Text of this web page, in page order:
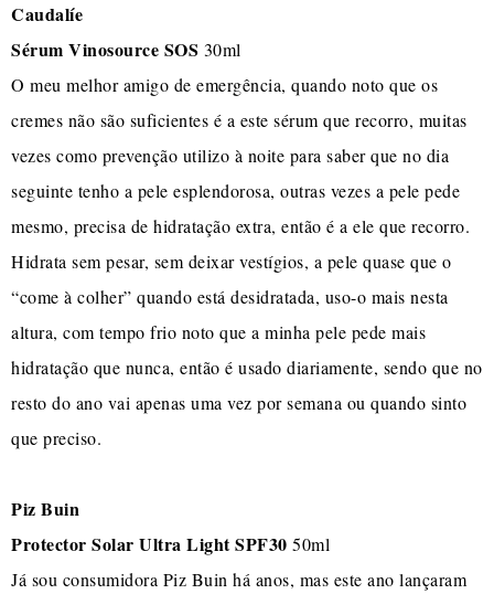
Caudalíe
Sérum Vinosource SOS 30ml
O meu melhor amigo de emergência, quando noto que os
cremes não são suficientes é a este sérum que recorro, muitas
vezes como prevenção utilizo à noite para saber que no dia
seguinte tenho a pele esplendorosa, outras vezes a pele pede
mesmo, precisa de hidratação extra, então é a ele que recorro.
Hidrata sem pesar, sem deixar vestígios, a pele quase que o
“come à colher” quando está desidratada, uso-o mais nesta
altura, com tempo frio noto que a minha pele pede mais
hidratação que nunca, então é usado diariamente, sendo que no
resto do ano vai apenas uma vez por semana ou quando sinto
que preciso.
Piz Buin
Protector Solar Ultra Light SPF30 50ml
Já sou consumidora Piz Buin há anos, mas este ano lançaram